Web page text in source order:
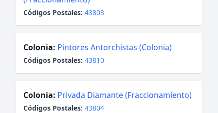
Códigos Postales: 43803
Colonia: Pintores Antorchistas (Colonia)
Códigos Postales: 43810
Colonia: Privada Diamante (Fraccionamiento)
Códigos Postales: 43804